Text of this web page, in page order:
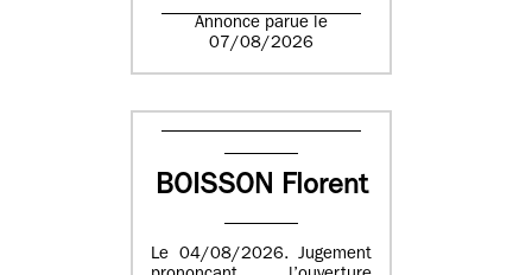
Annonce parue le
07/08/2026
BOISSON Florent
Le 04/08/2026. Jugement